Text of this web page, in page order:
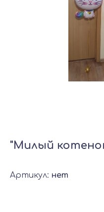
"Милый
Артикул: нет